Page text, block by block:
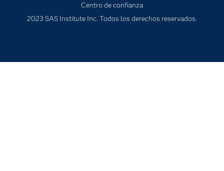
SAS Viya
Centro de confianza
2023 SAS Institute Inc. Todos los derechos reservados.